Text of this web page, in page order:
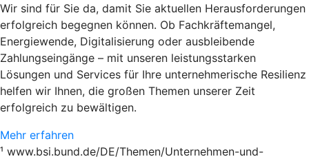
Wir sind für Sie da, damit Sie aktuellen Herausforderungen
erfolgreich begegnen können. Ob Fachkräftemangel,
Energiewende, Digitalisierung oder ausbleibende
Zahlungseingänge – mit unseren leistungsstarken
Lösungen und Services für Ihre unternehmerische Resilienz
helfen wir Ihnen, die großen Themen unserer Zeit
erfolgreich zu bewältigen.
Mehr erfahren
¹ www.bsi.bund.de/DE/Themen/Unternehmen-und-